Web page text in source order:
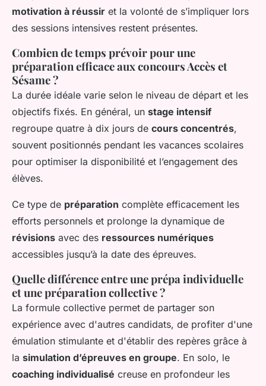
motivation à réussir et la volonté de s’impliquer lors
des sessions intensives restent présentes.
Combien de temps prévoir pour une
préparation efficace aux concours Accès et
Sésame ?
La durée idéale varie selon le niveau de départ et les
objectifs fixés. En général, un stage intensif
regroupe quatre à dix jours de cours concentrés,
souvent positionnés pendant les vacances scolaires
pour optimiser la disponibilité et l’engagement des
élèves.
Ce type de préparation complète efficacement les
efforts personnels et prolonge la dynamique de
révisions avec des ressources numériques
accessibles jusqu’à la date des épreuves.
Quelle différence entre une prépa individuelle
et une préparation collective ?
La formule collective permet de partager son
expérience avec d'autres candidats, de profiter d'une
émulation stimulante et d'établir des repères grâce à
la simulation d’épreuves en groupe. En solo, le
coaching individualisé creuse en profondeur les